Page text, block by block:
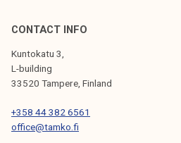
0
5
CONTACT INFO
Kuntokatu 3,
L-building
33520 Tampere, Finland
+358 44 382 6561
office@tamko.fi